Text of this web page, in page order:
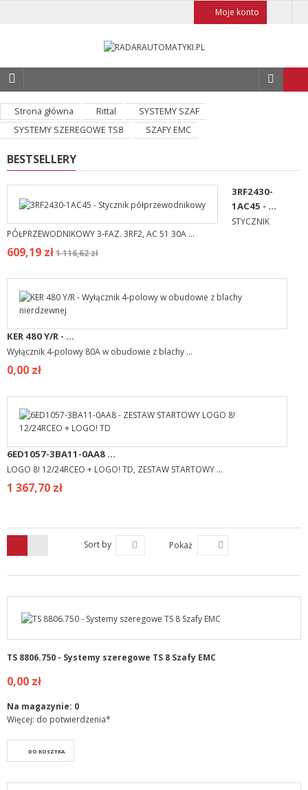
Moje konto
Strona główna Rittal
SYSTEMY SZAF
SYSTEMY SZEREGOWE TS8
SZAFY EMC
BESTSELLERY
3RF2430-
1AC45 - ...
STYCZNIK
PÓŁPRZEWODNIKOWY 3-FAZ. 3RF2, AC 51 30A ...
609,19 zł1 116,62 zł
KER 480 Y/R - ...
Wyłącznik 4-polowy 80A w obudowie z blachy ...
0,00 zł
6ED1057-3BA11-0AA8 ...
LOGO 8! 12/24RCEO + LOGO! TD, ZESTAW STARTOWY ...
1 367,70 zł
Sort by Pokaż
TS 8806.750 - Systemy szeregowe TS 8 Szafy EMC
0,00 zł
Na magazynie: 0
Więcej: do potwierdzenia*
DO KOSZYKA